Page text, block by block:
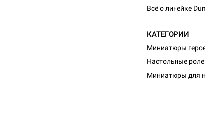
Всё о линейке
КАТЕГОРИИ
Миниатюры
Настольные
Миниатюры для
Настольная игра Hobby World Монстры